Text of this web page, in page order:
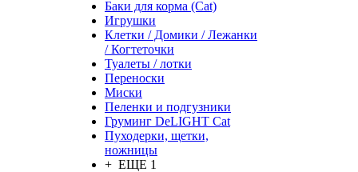
Баки для корма (Cat)
Игрушки
Клетки / Домики / Лежанки
/ Когтеточки
Туалеты / лотки
Переноски
Миски
Пеленки и подгузники
Груминг DeLIGHT Cat
Пуходерки, щетки,
ножницы
+ ЕЩЕ 1